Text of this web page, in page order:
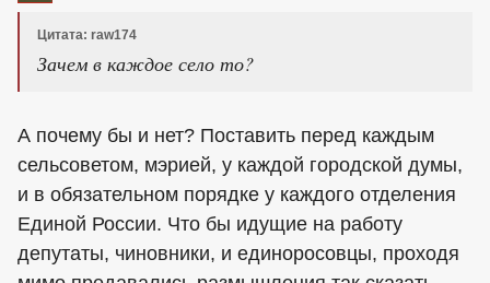
Цитата: raw174
Зачем в каждое село то?
А почему бы и нет? Поставить перед каждым
сельсоветом, мэрией, у каждой городской думы,
и в обязательном порядке у каждого отделения
Единой России. Что бы идущие на работу
депутаты, чиновники, и единоросовцы, проходя